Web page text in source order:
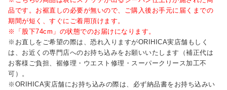
品です。お裾直しの必要が無いので、ご購入後お手元に届くまでの
期間が短く、すぐにご着用頂けます。
※「股下74cm」の状態でのお届けになります。
※お直しをご希望の際は、恐れ入りますがORIHICA実店舗もしく
は、お近くの専門店へのお持ち込みをお願いいたします（補正代は
お客様ご負担、裾修理・ウエスト修理・スーパークリース加工不
可）。
※ORIHICA実店舗にお持ち込みの際は、必ず納品書をお持ち込みい